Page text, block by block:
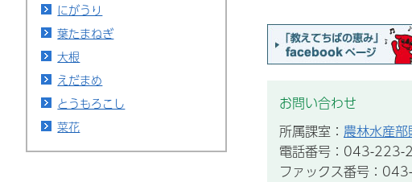
にがうり
葉たまねぎ
大根
えだまめ
とうもろこし
菜花
お問い合わせ
所属課室： 農林水産
電話番号：043-223-
ファックス番号：